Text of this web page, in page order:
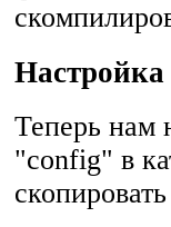
Теперь нам
"config" в